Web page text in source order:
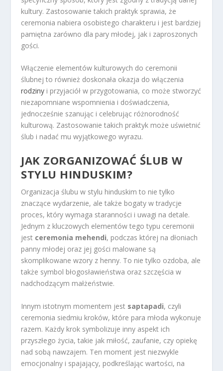
kultury. Zastosowanie takich praktyk sprawia, że
ceremonia nabiera osobistego charakteru i jest bardziej
pamiętna zarówno dla pary młodej, jak i zaproszonych
gości.
Włączenie elementów kulturowych do ceremonii
ślubnej to również doskonała okazja do włączenia
rodziny i przyjaciół w przygotowania, co może stworzyć
niezapomniane wspomnienia i doświadczenia,
jednocześnie szanując i celebrując różnorodność
kulturową. Zastosowanie takich praktyk może uświetnić
ślub i nadać mu wyjątkowego wyrazu.
JAK ZORGANIZOWAĆ ŚLUB W
STYLU HINDUSKIM?
Organizacja ślubu w stylu hinduskim to nie tylko
znaczące wydarzenie, ale także bogaty w tradycje
proces, który wymaga staranności i uwagi na detale.
Jednym z kluczowych elementów tego typu ceremonii
jest ceremonia mehendi, podczas której na dłoniach
panny młodej oraz jej gości malowane są
skomplikowane wzory z henny. To nie tylko ozdoba, ale
także symbol błogosławieństwa oraz szczęścia w
nadchodzącym małżeństwie.
Innym istotnym momentem jest saptapadi, czyli
ceremonia siedmiu kroków, które para młoda wykonuje
razem. Każdy krok symbolizuje inny aspekt ich
przyszłego życia, takie jak miłość, zaufanie, czy opiekę
nad sobą nawzajem. Ten moment jest niezwykle
emocjonalny i spajający, podkreślając wartości, na